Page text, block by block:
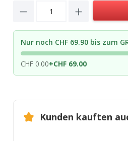
Product Quantity:
Nur noch CHF 69.90 bis zum
CHF 0.00+CHF 69.00
Kunden kauften